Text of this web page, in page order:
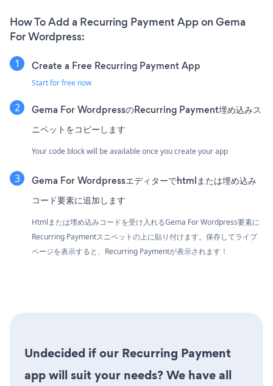
How To Add a Recurring Payment App on Gema
For Wordpress:
Create a Free Recurring Payment App
Start for free now
Gema For WordpressのRecurring Payment埋め込みス
ニペットをコピーします
Your code block will be available once you create your app
Gema For Wordpressエディターでhtmlまたは埋め込み
コード要素に追加します
Htmlまたは埋め込みコードを受け入れるGema For Wordpress要素に
Recurring Paymentスニペットの上に貼り付けます。保存してライブ
ページを表示すると、Recurring Paymentが表示されます！
Undecided if our Recurring Payment
app will suit your needs? We have all